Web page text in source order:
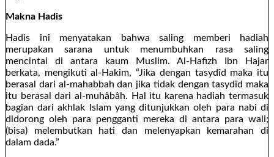
Makna Hadis
Hadis ini menyatakan bahwa saling memberi hadiah
merupakan sarana untuk menumbuhkan rasa saling
mencintai di antara kaum Muslim. Al-Hafizh Ibn Hajar
berkata, mengikuti al-Hakim, “Jika dengan tasydîd maka itu
berasal dari al-mahabbah dan jika tidak dengan tasydîd maka
itu berasal dari al-muhâbâh. Hal itu karena hadiah termasuk
bagian dari akhlak Islam yang ditunjukkan oleh para nabi di
didorong oleh para pengganti mereka di antara para wali;
(bisa) melembutkan hati dan melenyapkan kemarahan di
dalam dada.”